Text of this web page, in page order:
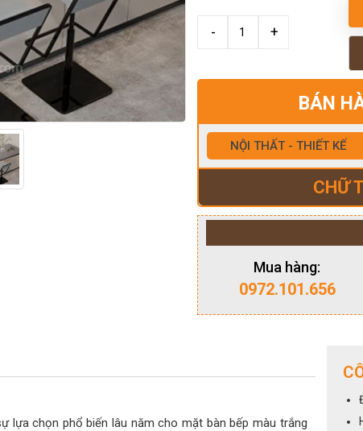
BÁN
NỘI THẤT - THIẾT KẾ
CHỮ
Mua hàng:
0972.101.656
lựa chọn phổ biến lâu năm cho mặt bàn bếp màu trắng